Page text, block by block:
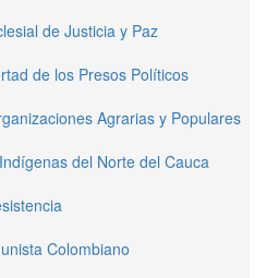
de Justicia y Paz
de los Presos Políticos
Agrarias y Populares
del Norte del Cauca
Colombiano